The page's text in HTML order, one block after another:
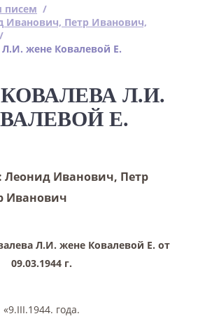
писем /
Иванович, Петр Иванович,
/
жене Ковалевой Е.
Л.И.
Е.
Леонид Иванович, Петр
Иванович
Л.И. жене Ковалевой Е. от
09.03.1944 г.
«9.III.1944. года.